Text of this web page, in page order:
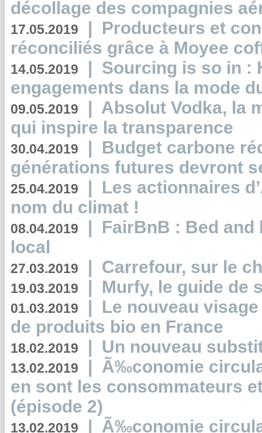
décollage des compagnies
17.05.2019 | Producteurs et
réconciliés grâce à Moyee
14.05.2019 | Sourcing is so in :
engagements dans la mode
09.05.2019 | Absolut Vodka, la
qui inspire la transparence
30.04.2019 | Budget carbone
générations futures devront
25.04.2019 | Les actionnaires
nom du climat !
08.04.2019 | FairBnB : Bed
local
27.03.2019 | Carrefour, sur le
19.03.2019 | Murfy, le guide de
01.03.2019 | Le nouveau
de produits bio en France
18.02.2019 | Un nouveau
13.02.2019 | Ã‰conomie
en sont les consommateurs
(épisode 2)
13.02.2019 | Ã‰conomie